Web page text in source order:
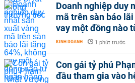
Doanh nghiệp duy
mã trên sàn báo
vay một đồng nào
KINH DOANH - 1 phút trước
Con gái tỷ phú
đầu tham gia vào